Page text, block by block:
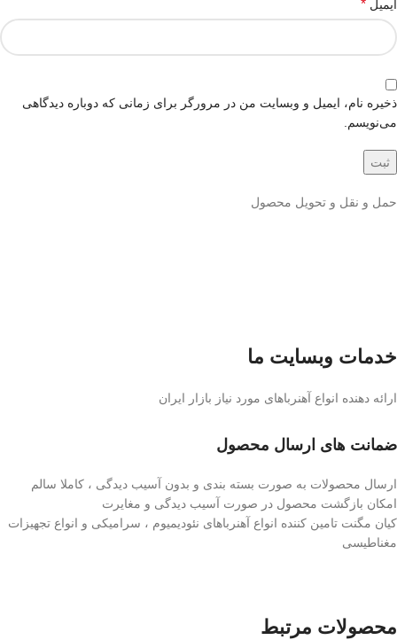
ایمیل *
ذخیره نام، ایمیل و وبسایت من در مرورگر برای زمانی که دوباره دیدگاهی
می‌نویسم.
حمل و نقل و تحویل محصول
خدمات وبسایت ما
ارائه دهنده انواع آهنرباهای مورد نیاز بازار ایران
ضمانت های ارسال محصول
ارسال محصولات به صورت بسته بندی و بدون آسیب دیدگی ، کاملا سالم
امکان بازگشت محصول در صورت آسیب دیدگی و مغایرت
کیان مگنت تامین کننده انواع آهنرباهای نئودیمیوم ، سرامیکی و انواع تجهیزات
مغناطیسی
محصولات مرتبط